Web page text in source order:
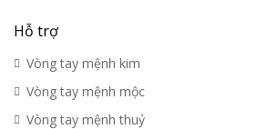
Hỗ trợ
Vòng tay mệnh kim
Vòng tay mệnh mộc
Vòng tay mệnh thuỷ